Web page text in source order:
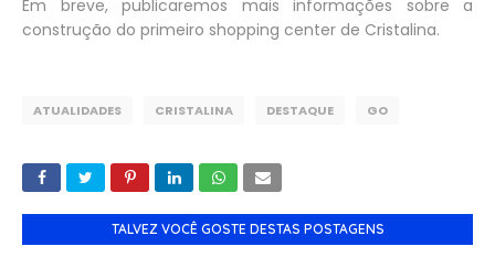
Em breve, publicaremos mais informações sobre a
construção do primeiro shopping center de Cristalina.
ATUALIDADES CRISTALINA DESTAQUE GO
TALVEZ VOCÊ GOSTE DESTAS POSTAGENS